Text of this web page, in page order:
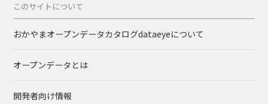
このサイトについて
おかやまオープンデータカタログdataeyeについて
オープンデータとは
開発者向け情報